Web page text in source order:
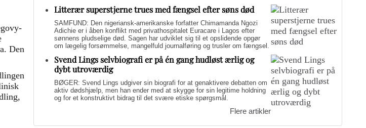
Den
Litterær superstjerne trues med fængsel efter søns død
SAMFUND: Den nigeriansk-amerikanske forfatter Chimamanda Ngozi
Adichie er i åben konflikt med privathospitalet Euracare i Lagos efter
sønnens pludselige død. Sagen har udviklet sig til et opslidende opgør
om lægelig forsømmelse, mangelfuld journalføring og trusler om fængsel.
Svend Lings selvbiografi er på én gang hudløst ærlig og
dybt utroværdig
BØGER: Svend Lings udgiver sin biografi for at genaktivere debatten om
aktiv dødshjælp, men han ender med at skygge for sin legitime holdning
og for et konstruktivt bidrag til det svære etiske spørgsmål.
Flere artikler